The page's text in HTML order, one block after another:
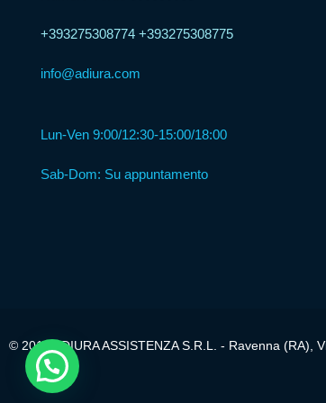
+393275308774 +393275308775
info@adiura.com
Lun-Ven 9:00/12:30-15:00/18:00
Sab-Dom: Su appuntamento
© 2018 ADIURA ASSISTENZA S.R.L. - Ravenna (RA),
Web
Formula
Casa
Famiglia